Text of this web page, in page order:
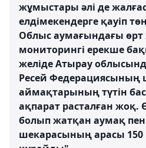
жұмыстары әлі де
елдімекендерге қауіп
Облыс аумағындағы
мониторингі ерекше
желіде Атырау
Ресей Федерациясының
аймақтарының түтін
ақпарат расталған жоқ.
болып жатқан аумақ пен
шекарасының арасы